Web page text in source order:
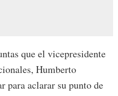
que el vicepresidente
Humberto
para aclarar su punto de